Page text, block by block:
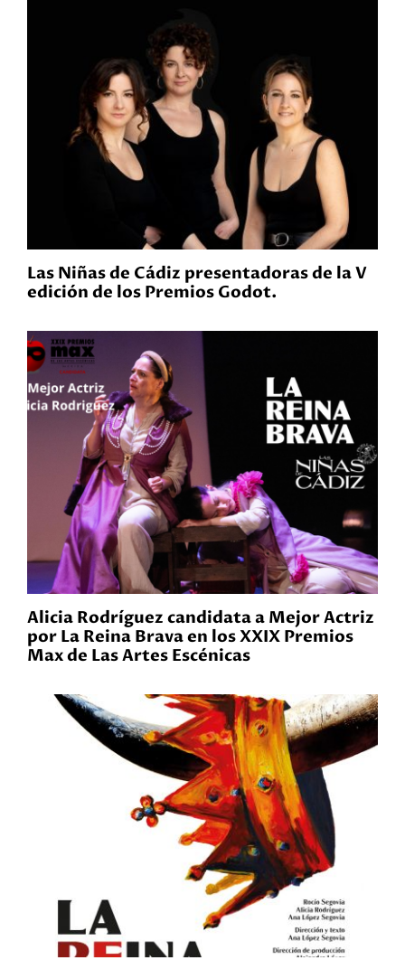
Las Niñas de Cádiz presentadoras de la V
edición de los Premios Godot.
Alicia Rodríguez candidata a Mejor Actriz
por La Reina Brava en los XXIX Premios
Max de Las Artes Escénicas